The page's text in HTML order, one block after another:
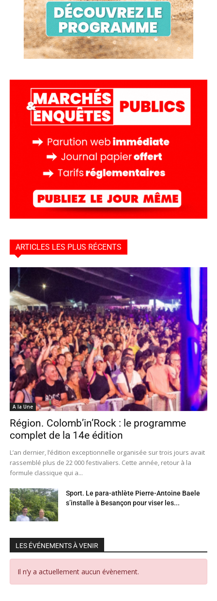
ARTICLES LES PLUS RÉCENTS
A la Une
Région. Colomb’in’Rock : le programme
complet de la 14e édition
L’an dernier, l’édition exceptionnelle organisée sur trois jours avait
rassemblé plus de 22 000 festivaliers. Cette année, retour à la
formule classique qui a...
Sport. Le para-athlète Pierre-Antoine Baele
s’installe à Besançon pour viser les...
LES ÉVÉNEMENTS À VENIR
Il n’y a actuellement aucun évènement.